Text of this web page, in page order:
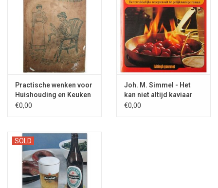
Practische wenken voor
Huishouding en Keuken
- 1909
€0,00
Joh. M. Simmel - Het
kan niet altijd kaviaar
zijn... - 1979
€0,00
SOLD